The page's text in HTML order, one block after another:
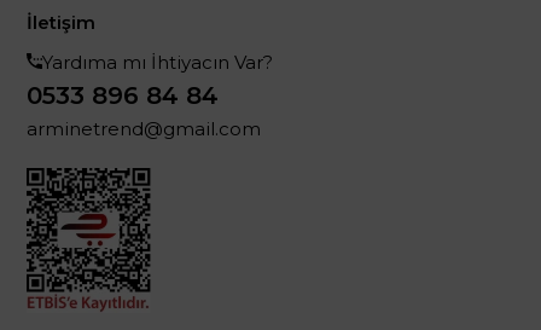
İletişim
Yardıma mı İhtiyacın Var?
0533 896 84 84
arminetrend@gmail.com